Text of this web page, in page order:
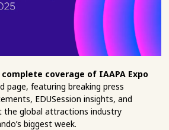
coverage of IAAPA Expo
page, featuring breaking press
EDUSession insights, and
the global attractions industry
biggest week.